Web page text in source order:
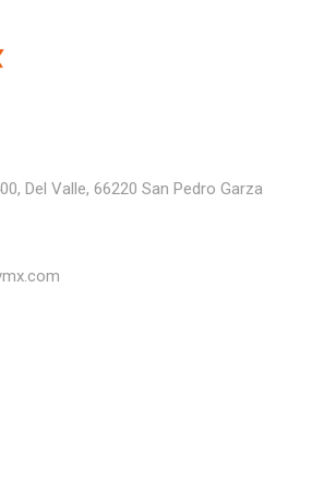
Del Valle, 66220 San Pedro Garza